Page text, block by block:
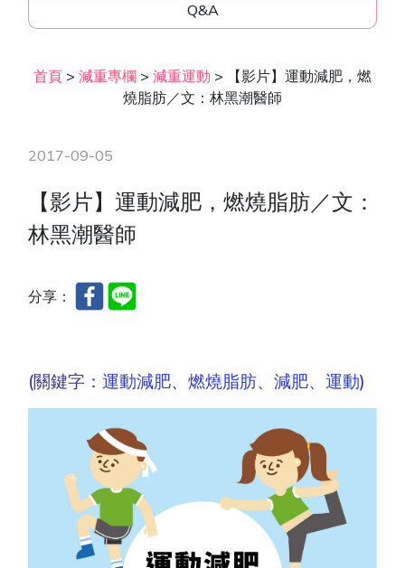
Q&A
首頁 > 減重專欄 > 減重運動 >
【影片】運動減肥，燃
燒脂肪／文：林黑潮醫師
2017-09-05
【影片】運動減肥，燃燒脂肪／文：
林黑潮醫師
分享：
(關鍵字：運動減肥、燃燒脂肪、減肥、運動)